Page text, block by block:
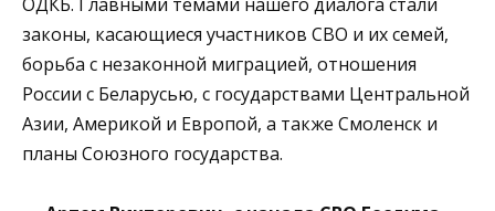
законы, касающиеся участников СВО и их семей,
борьба с незаконной миграцией, отношения
России с Беларусью, с государствами Центральной
Азии, Америкой и Европой, а также Смоленск и
планы Союзного государства.